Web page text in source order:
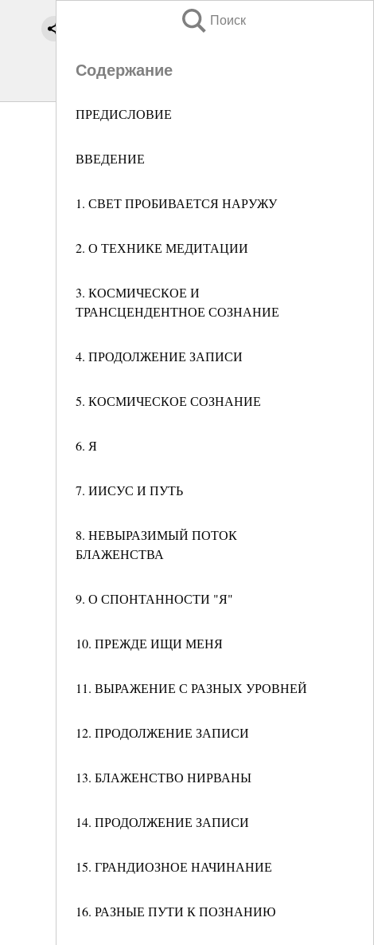
Поиск
Содержание
ПРЕДИСЛОВИЕ
ВВЕДЕНИЕ
1. СВЕТ ПРОБИВАЕТСЯ НАРУЖУ
2. О ТЕХНИКЕ МЕДИТАЦИИ
3. КОСМИЧЕСКОЕ И
ТРАНСЦЕНДЕНТНОЕ СОЗНАНИЕ
4. ПРОДОЛЖЕНИЕ ЗАПИСИ
5. КОСМИЧЕСКОЕ СОЗНАНИЕ
6. Я
7. ИИСУС И ПУТЬ
8. НЕВЫРАЗИМЫЙ ПОТОК
БЛАЖЕНСТВА
9. О СПОНТАННОСТИ "Я"
10. ПРЕЖДЕ ИЩИ МЕНЯ
11. ВЫРАЖЕНИЕ С РАЗНЫХ УРОВНЕЙ
12. ПРОДОЛЖЕНИЕ ЗАПИСИ
13. БЛАЖЕНСТВО НИРВАНЫ
14. ПРОДОЛЖЕНИЕ ЗАПИСИ
15. ГРАНДИОЗНОЕ НАЧИНАНИЕ
16. РАЗНЫЕ ПУТИ К ПОЗНАНИЮ